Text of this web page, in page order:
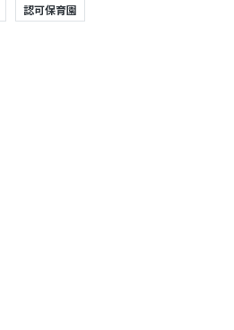
認可保育園